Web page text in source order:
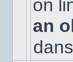
Aucun
nouveau
message
non-
dans
on
an
dans